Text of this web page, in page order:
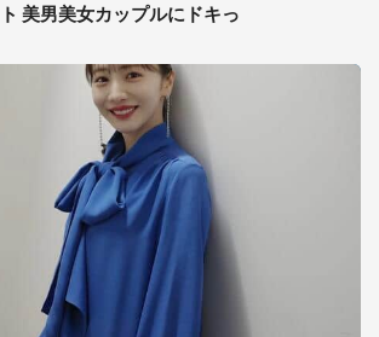
美男美女カップルにドキっ